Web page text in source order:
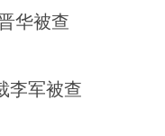
华被查
李军被查